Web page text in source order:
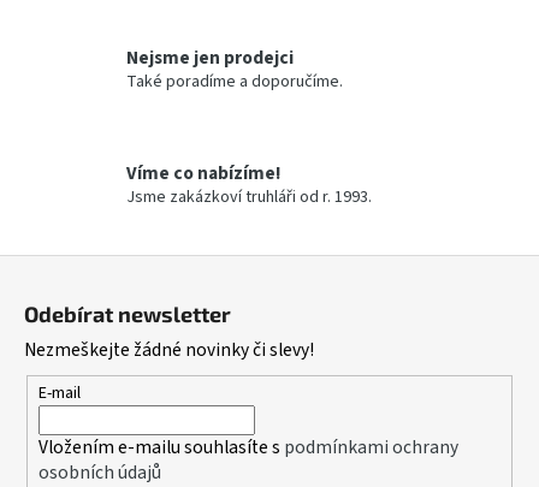
k
y
p
i
u
Nejsme jen prodejci
Také poradíme a doporučíme.
Víme co nabízíme!
Jsme zakázkoví truhláři od r. 1993.
Odebírat newsletter
Nezmeškejte žádné novinky či slevy!
E-mail
Vložením e-mailu souhlasíte s podmínkami ochrany
osobních údajů